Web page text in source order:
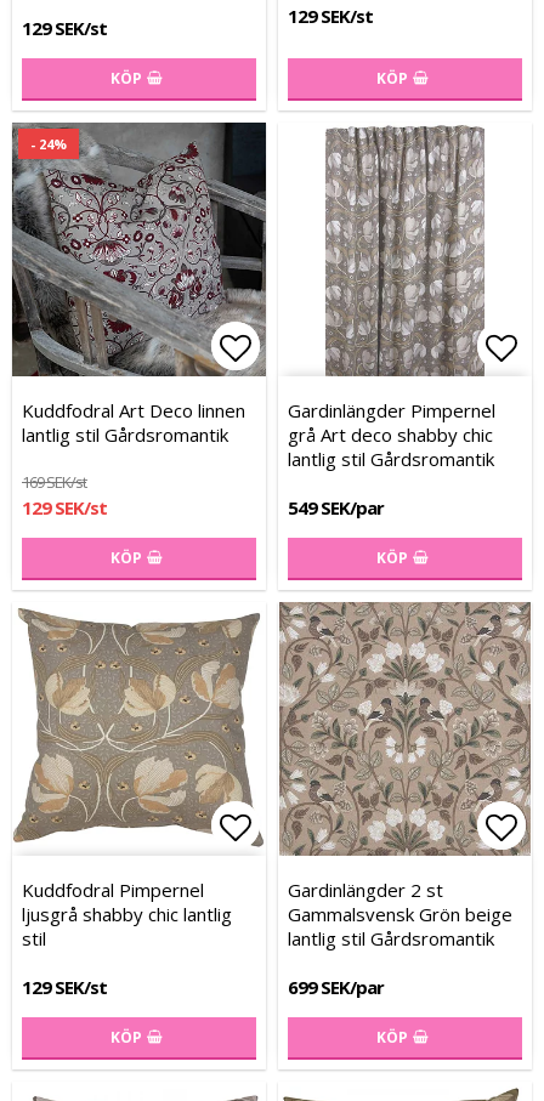
129 SEK/st
KÖP
129 SEK/st
KÖP
- 24%
Lägg till i favoritlistan
Lägg till i favoritlistan
Kuddfodral Art Deco linnen
lantlig stil Gårdsromantik
169 SEK/st
129 SEK/st
KÖP
Gardinlängder Pimpernel
grå Art deco shabby chic
lantlig stil Gårdsromantik
549 SEK/par
KÖP
Lägg till i favoritlistan
Lägg till i favoritlistan
Kuddfodral Pimpernel
ljusgrå shabby chic lantlig
stil
129 SEK/st
KÖP
Gardinlängder 2 st
Gammalsvensk Grön beige
lantlig stil Gårdsromantik
699 SEK/par
KÖP